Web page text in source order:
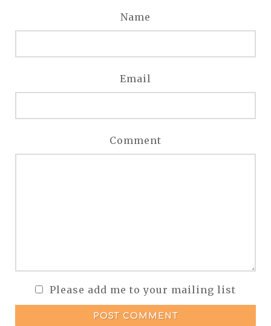
Name
Email
Comment
Please add me to your mailing list
POST COMMENT